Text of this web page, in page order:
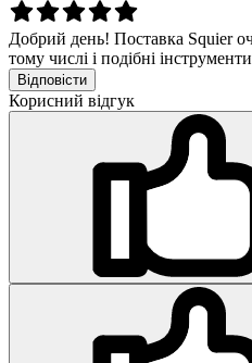
Добрий день! Поставка Squier
тому числі і подібні
Відповісти
Корисний відгук